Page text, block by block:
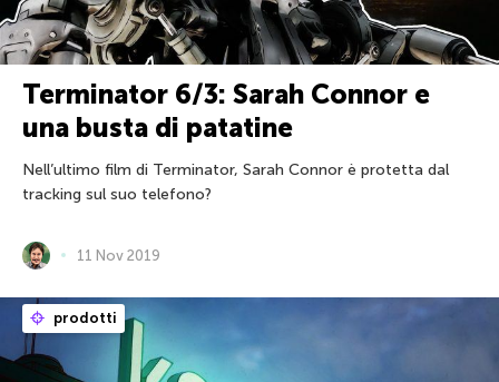
Terminator 6/3: Sarah Connor e
una busta di patatine
Nell’ultimo film di Terminator, Sarah Connor è protetta dal
tracking sul suo telefono?
11 Nov 2019
prodotti